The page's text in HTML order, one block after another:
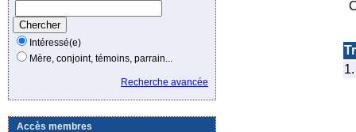
Intéressé(e)
Mère, conjoint, témoins, parrain...
Recherche avancée
Accès membres
1.